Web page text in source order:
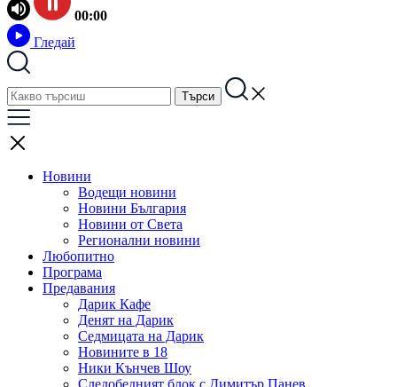
00:00
Гледай
Новини
Водещи новини
Новини България
Новини от Света
Регионални новини
Любопитно
Програма
Предавания
Дарик Кафе
Денят на Дарик
Седмицата на Дарик
Новините в 18
Ники Кънчев Шоу
Следобедният блок с Димитър Панев